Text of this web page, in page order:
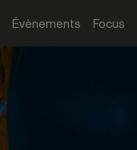
Évènements Focus